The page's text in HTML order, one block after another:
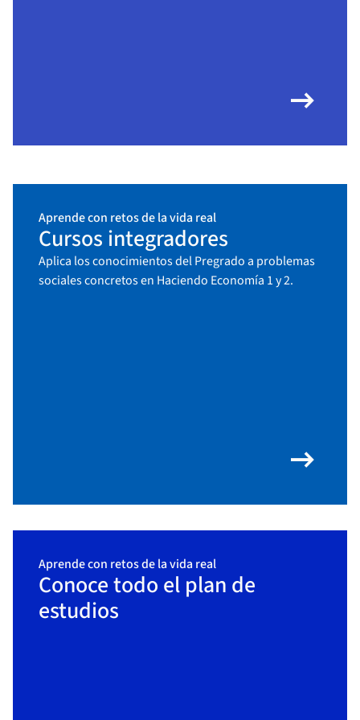
arrow_right_alt
Aprende con retos de la vida real
Cursos integradores
Aplica los conocimientos del Pregrado a problemas
sociales concretos en Haciendo Economía 1 y 2.
arrow_right_alt
Aprende con retos de la vida real
Conoce todo el plan de
estudios